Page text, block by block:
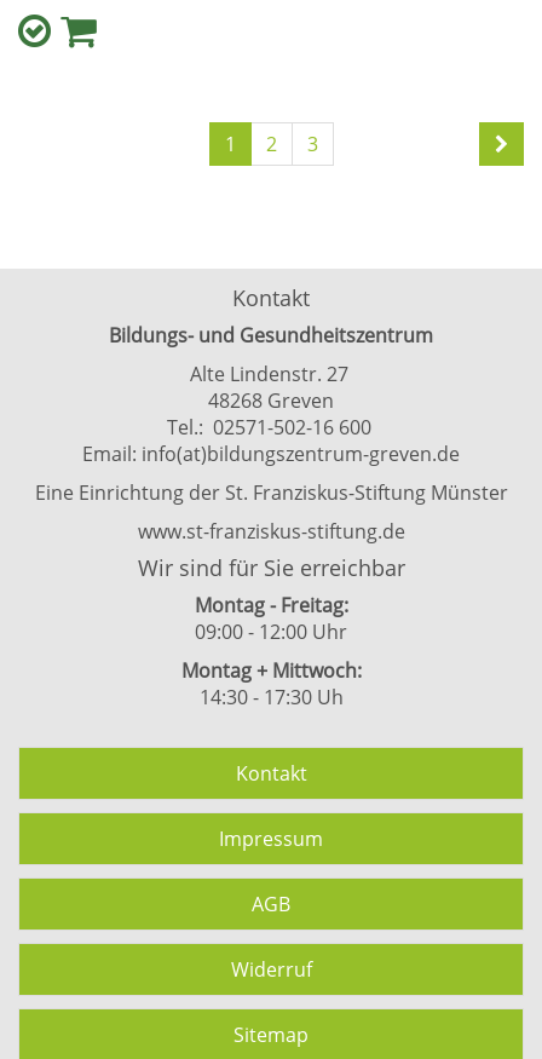
1 2 3
Kontakt
Bildungs- und Gesundheitszentrum
Alte Lindenstr. 27
48268 Greven
Tel.: 02571-502-16 600
Email: info(at)bildungszentrum-greven.de
Eine Einrichtung der St. Franziskus-Stiftung Münster
www.st-franziskus-stiftung.de
Wir sind für Sie erreichbar
Montag - Freitag:
09:00 - 12:00 Uhr
Montag + Mittwoch:
14:30 - 17:30 Uh
Kontakt
Impressum
AGB
Widerruf
Sitemap